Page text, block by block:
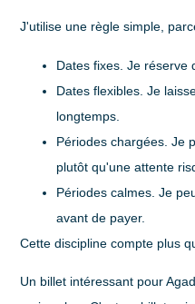
J'utilise une règle simple,
Dates fixes . Je
Dates flexibles . Je
longtemps.
Périodes chargées . Je
plutôt qu'une attente
Périodes calmes . Je
avant de payer.
Cette discipline compte plus
Un billet intéressant pour